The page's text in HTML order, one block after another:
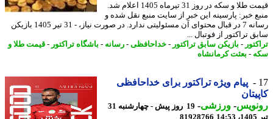
قیمت طلا و سکه در روز 31 تیرماه 1405 اعلام شد.
خبر: پارسینه این خبر از سایت منبع نقل شده و
رسانه 7 در قبال محتوای آن مسئولیتی ندارد. در صورت نیاز، - 31 تیر 1405 بازیکن
تراکتور از فوتبال ...
-بازیکن سابق تراکتور -خداحافظی-رسانه-باشگاه تراکتور -قیمت طلا و
-بعثت کرمانشاه
پیام ویژه تراکتور برای خداحافظی
-ورزشی-
19 روز پیش - چهارشنبه 31
81928766